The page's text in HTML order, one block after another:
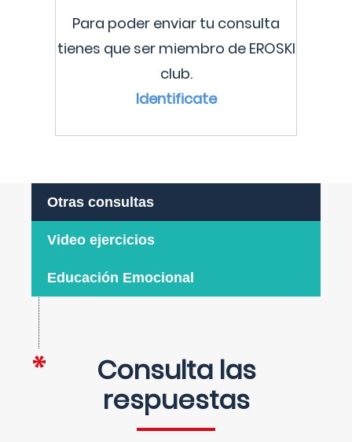
Para poder enviar tu consulta
tienes que ser miembro de EROSKI
club.
Identificate
Otras consultas
Video ejercicios
Educación Emocional
Consulta las
respuestas